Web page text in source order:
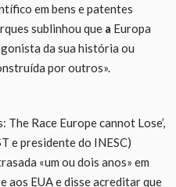
em bens e patentes
sublinhou que a Europa
da sua história ou
por outros».
Race Europe cannot Lose’,
e presidente do INESC)
«um ou dois anos» em
aos EUA e disse acreditar que